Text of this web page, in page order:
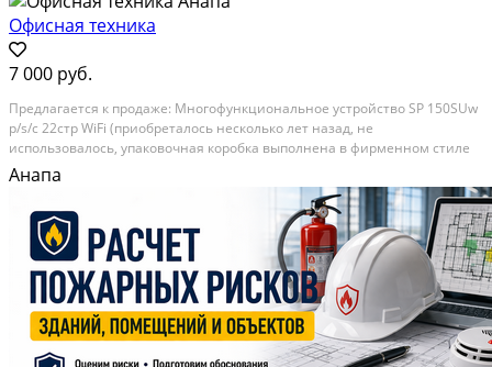
Офисная техника
7 000 руб.
Предлагается к продаже: Многофункциональное устройство SP 150SUw
p/s/c 22стр WiFi (приобреталось несколько лет назад, не
использовалось, упаковочная коробка выполнена в фирменном стиле
Ricoh, не вскрывалась. Хранение производилось в домашних условиях).
Характеристики: Цвет: серый; Принтер...
Анапа